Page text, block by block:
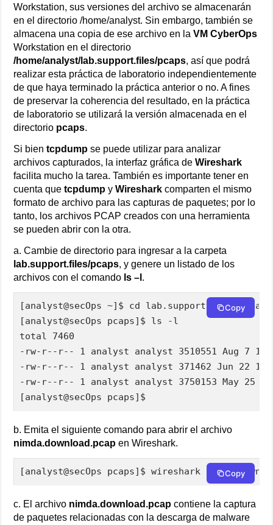
Workstation, sus versiones del archivo se almacenarán
en el directorio /home/analyst. Sin embargo, también se
almacena una copia de ese archivo en laVM CyberOps
Workstation en el directorio
/home/analyst/lab.support.files/pcaps, así que podrá
realizar esta práctica de laboratorio independientemente
de que haya terminado la práctica anterior o no. A fines
de preservar la coherencia del resultado, en la práctica
de laboratorio se utilizará la versión almacenada en el
directorio pcaps.
Si bientcpdump se puede utilizar para analizar
archivos capturados, la interfaz gráfica deWireshark
facilita mucho la tarea. También es importante tener en
cuenta quetcpdump yWireshark comparten el mismo
formato de archivo para las capturas de paquetes; por lo
tanto, los archivos PCAP creados con una herramienta
se pueden abrir con la otra.
a. Cambie de directorio para ingresar a la carpeta
lab.support.files/pcaps, y genere un listado de los
archivos con el comando ls –l .
[analyst@secOps ~]$ cd lab.support.files/pcaps
[analyst@secOps pcaps]$ ls -l
total 7460
-rw-r--r-- 1 analyst analyst 3510551 Aug 7
-rw-r--r-- 1 analyst analyst 371462 Jun 22
-rw-r--r-- 1 analyst analyst 3750153 May 25
[analyst@secOps pcaps]$
Copy
b. Emita el siguiente comando para abrir el archivo
nimda.download.pcap en Wireshark.
[analyst@secOps pcaps]$ wireshark Copy
c. El archivo nimda.download.pcap contiene la captura
de paquetes relacionadas con la descarga de malware